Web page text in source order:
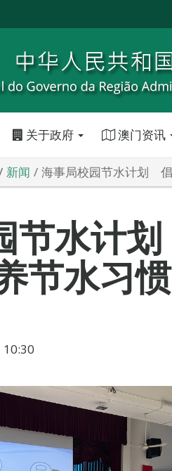
关于政府 澳门资讯
新闻 海事局校园节水计划
节水计
节水习惯
10:30